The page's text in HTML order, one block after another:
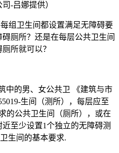
-吕娜提供）
组卫生间都设置满足无障碍要
厕所？还是在每层公共卫生间
所就可以？
中的男、女公共卫 《建筑与市
生间（测所），每层应至
的公共卫生间（厕所），或在
至少设置1个独立的无障碍测
生间的基本要求.